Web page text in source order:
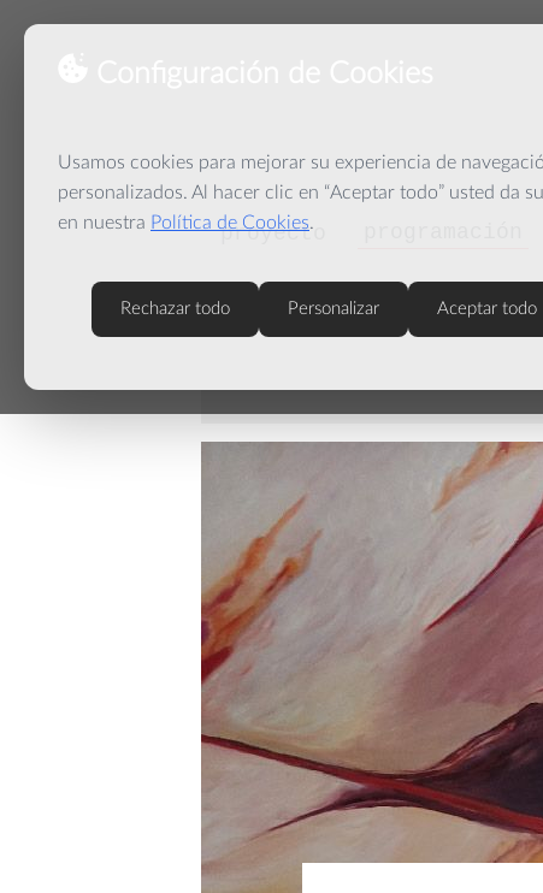
Usamos cookies para mejorar su experiencia de
personalizados. Al hacer clic en “Aceptar todo” usted da
en nuestra Política de Cookies.
Rechazar todo Personalizar Aceptar todo
proyecto